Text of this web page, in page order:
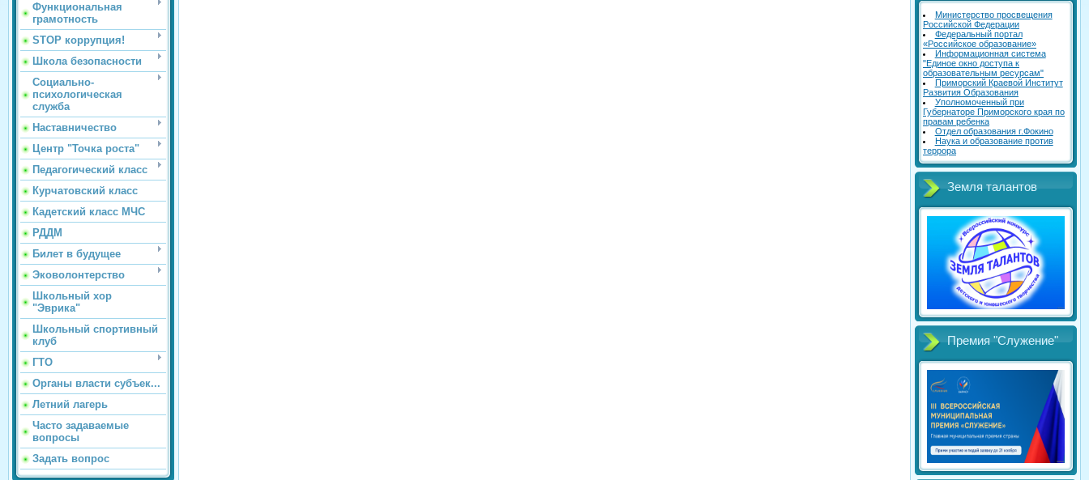
Функциональная
грамотность
STOP коррупция!
Школа безопасности
Социально-
психологическая
служба
Наставничество
Центр "Точка роста"
Педагогический класс
Курчатовский класс
Кадетский класс МЧС
РДДМ
Билет в будущее
Эковолонтерство
Школьный хор
"Эврика"
Школьный спортивный
клуб
ГТО
Органы власти субъек...
Летний лагерь
Часто задаваемые
вопросы
Задать вопрос
Министерство просвещения
Российской Федерации
Федеральный портал
«Российское образование»
Информационная система
"Единое окно доступа к
образовательным ресурсам"
Приморский Краевой Институт
Развития Образования
Уполномоченный при
Губернаторе Приморского края по
правам ребенка
Отдел образования г.Фокино
Наука и образование против
террора
Земля талантов
Премия "Служение"